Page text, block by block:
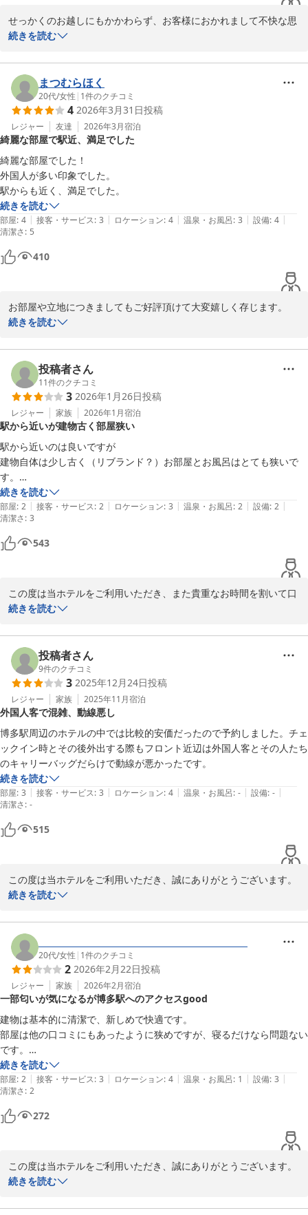
場ではすぐ訂正し、確認はチェックアウトしてからでも出来たのではな
いでしょうか？
こちらとしてはあまりいい気分ではありませんでした。
せっかくのお越しにもかかわらず、お客様におかれまして不快な思
いをさせてしまいましたことを心よりお詫び申し上げます。
り清潔かつ快適なお部屋を提供することのできるようより一層努力
してまいります。
加えて、チェックアウト時の対応について、ご不快な思いをさせて
しまい誠に申し訳ございません。
お忙しい中、貴重なご意見をお寄せくださいましてありがとうござ
いました。お客様のご意見は今後の課題として参考にさせていただ
きます。
また福岡へお越しの際は是非当ホテルをご利用くださいませ。お客
ネストホテル博多駅前
2026-06-20
続きを読む
まつむらほく
20代/女性 | 1件のクチコミ
4 2026年3月31日投稿
レジャー 友達 2026年3月宿泊
綺麗な部屋で駅近、満足でした
綺麗な部屋でした！
外国人が多い印象でした。
駅からも近く、満足でした。
続きを読む
部屋: 4 | 接客・サービス: 3 | ロケーション: 4 | 温泉・お風呂: 3 | 設備: 4 |
清潔さ: 5
410
お部屋や立地につきましてもご好評頂けて大変嬉しく存じます。
お客様の貴重なご意見をもとに、これからもご満足頂けるホテルづ
また福岡へお越しの際は、ご利用頂ければ幸いです。
ネストホテル博多駅前
2026-04-06
続きを読む
投稿者さん
11件のクチコミ
3 2026年1月26日投稿
レジャー 家族 2026年1月宿泊
駅から近いが建物古く部屋狭い
駅から近いのは良いですが
建物自体は少し古く（リブランド？）お部屋とお風呂はとても狭いで
す。
フロントの方の対応は可もなく不可もなくですが
3.4人いらっしゃったのですが楽しそうでバイトかな？といった感じで
した。
続きを読む
部屋: 2 | 接客・サービス: 2 | ロケーション: 3 | 温泉・お風呂: 2 | 設備: 2 |
清潔さ: 3
543
この度は当ホテルをご利用いただき、また貴重なお時間を割いて口
コミのご投稿をいただき、誠にありがとうございます。
しかしながら、建物の古さやお部屋・浴室の広さにつきまして、ご
希望に添えず申し訳ございませんでした。
すぐには改善が難しい部分もございますが、清掃や建物のメンテナ
ンスを含め、
お客様に快適にお過ごしいただけますよう改善を重ねてまいりま
す。
また、フロントスタッフへの接客態度のご意見をありがとうござい
ます。
お客様に安心してお過ごしいただけるよう、接客対応について改め
て共有し、
より落ち着いた丁寧な対応を心がけてまいります。
お客様よりいただきました貴重なご意見を今後のサービス向上に活
かしてまいりますので、
また機会がございましたらご利用いただけますと幸いでございま
この度は誠にありがとうございました。
ネストホテル博多駅前
2026-02-03
続きを読む
投稿者さん
9件のクチコミ
3 2025年12月24日投稿
レジャー 家族 2025年11月宿泊
外国人客で混雑、動線悪し
博多駅周辺のホテルの中では比較的安価だったので予約しました。チェ
ックイン時とその後外出する際もフロント近辺は外国人客とその人たち
のキャリーバッグだらけで動線が悪かったです。
続きを読む
部屋: 3 | 接客・サービス: 3 | ロケーション: 4 | 温泉・お風呂: - | 設備: - |
清潔さ: -
515
この度は当ホテルをご利用いただき、誠にありがとうございます。
フロント周辺の混雑により、ご不便をおかけしましたことを心より
いただいたご意見は真摯に受け止め、混雑時のご案内や対応方法の
改善に努めてまいります。
貴重なご意見をお寄せいただき、誠にありがとうございました。
ネストホテル博多駅前
2026-01-04
続きを読む
20代/女性 | 1件のクチコミ
2 2026年2月22日投稿
レジャー 家族 2026年2月宿泊
一部匂いが気になるが博多駅へのアクセスgood
建物は基本的に清潔で、新しめで快適です。
部屋は他の口コミにもあったように狭めですが、寝るだけなら問題ない
です。
博多駅へのアクセスがよく、便利でした。
ただ、私はバスルームとエアコンの匂いが気になります。
到着後すぐにバスルームの独特の匂いに気付き、
何とか耐えて過ごしました。
ームと同じような匂いが…。
それ以降エアコンは使わず、エアコンの残り香を吸わないようにマスク
続きを読む
部屋: 2 | 接客・サービス: 3 | ロケーション: 4 | 温泉・お風呂: 1 | 設備: 3 |
清潔さ: 2
272
この度は当ホテルをご利用いただき、誠にありがとうございます。
まして不快な思いをさせてしまいましたことを心よりお詫び申し上
続きを読む